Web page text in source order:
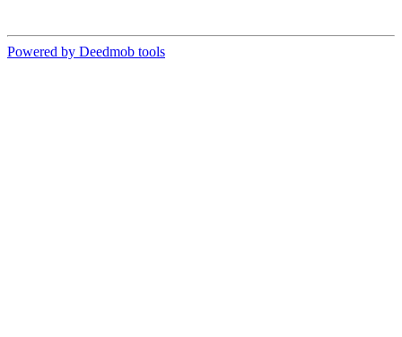
Powered by Deedmob tools